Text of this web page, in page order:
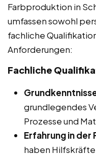
Farbproduktion in
umfassen sowohl
fachliche
Anforderungen:
Fachliche
grundlegendes
Prozesse und
Erfahrung in
haben